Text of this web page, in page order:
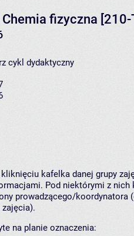
fizyczna
cykl dydaktyczny
kliknięciu kafelka danej grupy
Pod niektórymi z nich
prowadzącego/koordynatora
zajęcia).
na planie oznaczenia: